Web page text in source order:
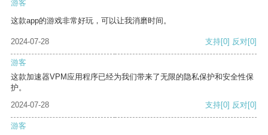
游客
这款app的游戏非常好玩，可以让我消磨时间。
2024-07-28 支持[0] 反对[0]
游客
这款加速器VPM应用程序已经为我们带来了无限的隐私保护和安全性保
护。
2024-07-28
支持[0] 反对[0]
游客